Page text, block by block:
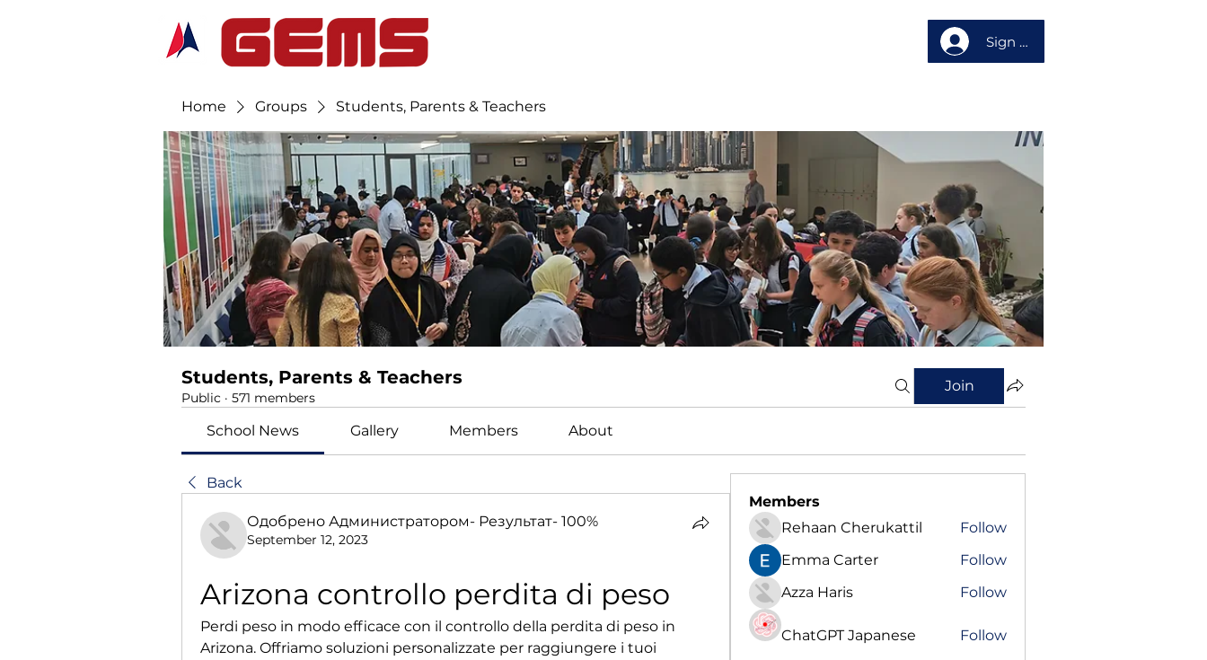
Sign up
Home Groups Students, Parents & Teachers
Students, Parents & Teachers
Public · 571 members
Join
School News Gallery Members About
Back
Одобрено Администратором- Результат- 100%
September 12, 2023
Arizona controllo perdita di peso
Perdi peso in modo efficace con il controllo della perdita di peso in
Arizona. Offriamo soluzioni personalizzate per raggiungere i tuoi
Members
Rehaan Cherukattil
Follow
Emma Carter
Follow
Azza Haris
Follow
ChatGPT Japanese Follow